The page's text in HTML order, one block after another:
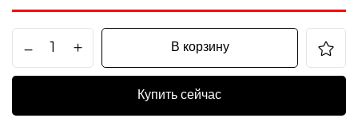
В корзину
Купить сейчас